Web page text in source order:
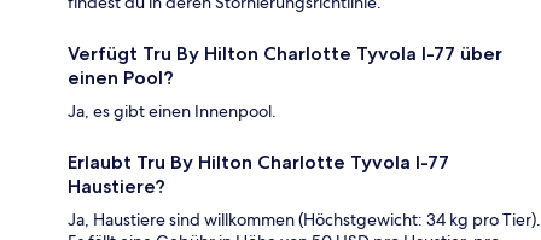
Verfügt Tru By Hilton Charlotte Tyvola I-77 über
einen Pool?
Ja, es gibt einen Innenpool.
Erlaubt Tru By Hilton Charlotte Tyvola I-77
Haustiere?
Ja, Haustiere sind willkommen (Höchstgewicht: 34 kg pro Tier).